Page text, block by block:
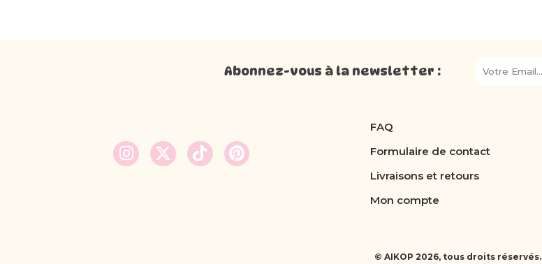
Abonnez-vous à la newsletter :
FAQ
Formulaire de contact
Livraisons et retours
Mon compte
© AIKOP 2026, tous droits réservés.